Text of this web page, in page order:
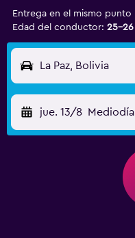
Entrega en el mismo punto
Edad del conductor: 25-26
La Paz, Bolivia
jue. 13/8 Mediodía